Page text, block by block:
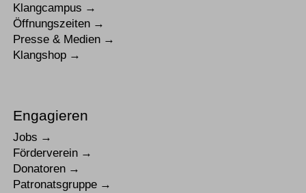
Klangcampus
Öffnungszeiten
Presse & Medien
Klangshop
Engagieren
Jobs
Förderverein
Donatoren
Patronatsgruppe